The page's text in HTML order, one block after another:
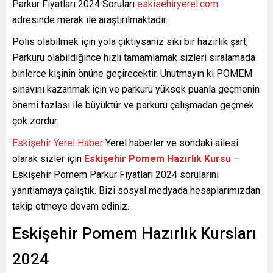
Parkur Fiyatları 2024 Soruları eskisehiryerel.com
adresinde merak ile araştırılmaktadır.
Polis olabilmek için yola çıktıysanız sıkı bir hazırlık şart,
Parkuru olabildiğince hızlı tamamlamak sizleri sıralamada
binlerce kişinin önüne geçirecektir. Unutmayın ki POMEM
sınavını kazanmak için ve parkuru yüksek puanla geçmenin
önemi fazlası ile büyüktür ve parkuru çalışmadan geçmek
çok zordur.
Eskişehir Yerel Haber Yerel haberler ve sondaki ailesi
olarak sizler için Eskişehir Pomem Hazırlık Kursu –
Eskişehir Pomem Parkur Fiyatları 2024 sorularını
yanıtlamaya çalıştık. Bizi sosyal medyada hesaplarımızdan
takip etmeye devam ediniz.
Eskişehir Pomem Hazırlık Kursları
2024